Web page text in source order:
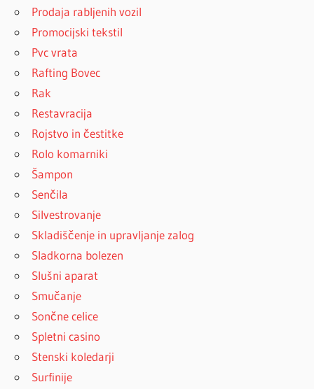
Prodaja rabljenih vozil
Promocijski tekstil
Pvc vrata
Rafting Bovec
Rak
Restavracija
Rojstvo in čestitke
Rolo komarniki
Šampon
Senčila
Silvestrovanje
Skladiščenje in upravljanje zalog
Sladkorna bolezen
Slušni aparat
Smučanje
Sončne celice
Spletni casino
Stenski koledarji
Surfinije